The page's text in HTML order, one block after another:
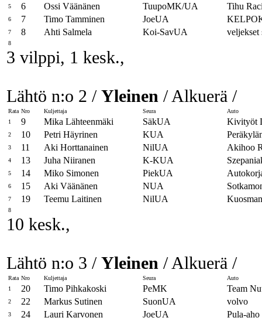
5 6 Ossi Väänänen TuupoMK/UA Tihu
6 7 Timo Tamminen JoeUA
7 8 Ahti Salmela Koi-SavUA veljekset
8
3 vilppi, 1 kesk.,
Lähtö n:o 2 / Yleinen / Alkuerä /
Rata Nro Kuljettaja Seura
Auto
1
9 Mika Lähteenmäki SäkUA Kivityöt
2 10 Petri Häyrinen KUA
3 11 Aki Horttanainen NilUA Akihoo
4 13 Juha Niiranen K-KUA
5 14 Miko Simonen PiekUA
6 15 Aki Väänänen NUA
7 19 Teemu Laitinen NilUA
8
10 kesk.,
Lähtö n:o 3 / Yleinen / Alkuerä /
Rata Nro Kuljettaja Seura
Auto
1
20 Timo Pihkakoski PeMK Team
2 22 Markus Sutinen SuonUA volvo
3 24 Lauri Karvonen JoeUA Pula-aho